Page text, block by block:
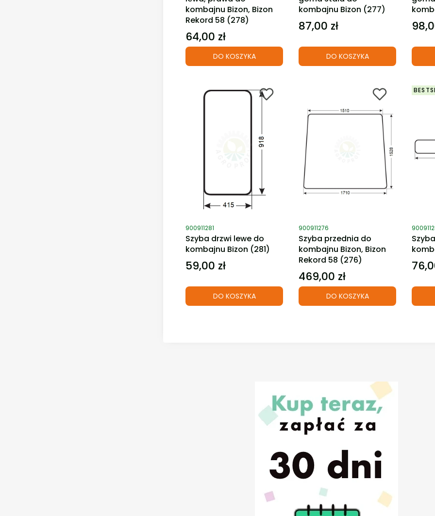
kombajnu Bizon, Bizon
Rekord 58 (278)
Cena
64,00 zł
DO KOSZYKA
kombajnu Bizon (277)
Cena
87,00 zł
DO KOSZYKA
Cena
Kod produktu
900911281
Szyba drzwi lewe do
kombajnu Bizon (281)
Cena
59,00 zł
DO KOSZYKA
Kod produktu
900911276
Szyba przednia do
kombajnu Bizon, Bizon
Rekord 58 (276)
Cena
469,00 zł
DO KOSZYKA
Kod
Cena